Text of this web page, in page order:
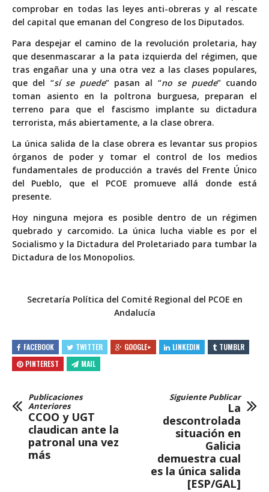
comprobar en todas las leyes anti-obreras y al rescate
del capital que emanan del Congreso de los Diputados.
Para despejar el camino de la revolución proletaria, hay
que desenmascarar a la pata izquierda del régimen, que
tras engañar una y una otra vez a las clases populares,
que del “sí se puede” pasan al “no se puede” cuando
toman asiento en la poltrona burguesa, preparan el
terreno para que el fascismo implante su dictadura
terrorista, más abiertamente, a la clase obrera.
La única salida de la clase obrera es levantar sus propios
órganos de poder y tomar el control de los medios
fundamentales de producción a través del Frente Único
del Pueblo, que el PCOE promueve allá donde está
presente.
Hoy ninguna mejora es posible dentro de un régimen
quebrado y carcomido. La única lucha viable es por el
Socialismo y la Dictadura del Proletariado para tumbar la
Dictadura de los Monopolios.
Secretaría Política del Comité Regional del PCOE en
Andalucía
FACEBOOK TWITTER GOOGLE+ LINKEDIN
TUMBLR
PINTEREST
MAIL
Publicaciones
Anteriores
CCOO y UGT
claudican ante la
patronal una vez
más
Siguiente Publicar
La
descontrolada
situación en
Galicia
demuestra cual
es la única salida
[ESP/GAL]